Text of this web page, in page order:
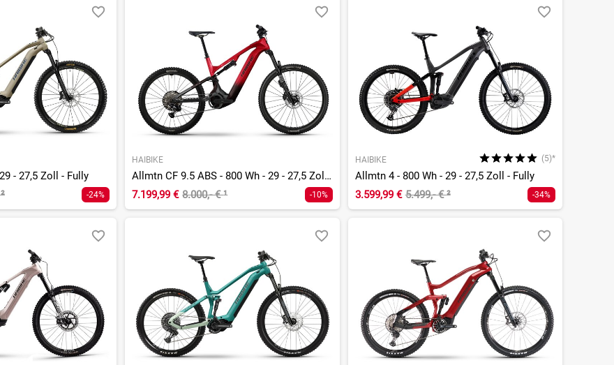
- 27,5 Zoll - Fully
² -24%
HAIBIKE
Allmtn CF 9.5 ABS - 800 Wh - 29 - 27,5 Zoll - Fully
7.199,99 € 8.000,- €¹ -10%
HAIBIKE (5)*
Allmtn 4 - 800 Wh - 29 - 27,5 Zoll - Fully
3.599,99 € 5.499,- €² -34%